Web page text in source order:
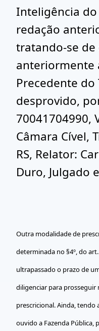
Inteligência do
redação
tratando-se de
anteriormente
Precedente do
desprovido,
70041704990,
Câmara Cível,
RS, Relator:
Duro, Julgado
Outra modalidade de
determinada no §4º, do
ultrapassado o prazo de
diligenciar para prosseguir
prescricional. Ainda, tendo
ouvido a Fazenda Pública,